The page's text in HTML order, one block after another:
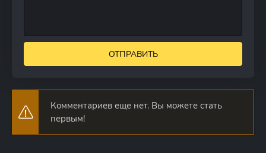
ОТПРАВИТЬ
Комментариев еще нет. Вы можете стать
первым!